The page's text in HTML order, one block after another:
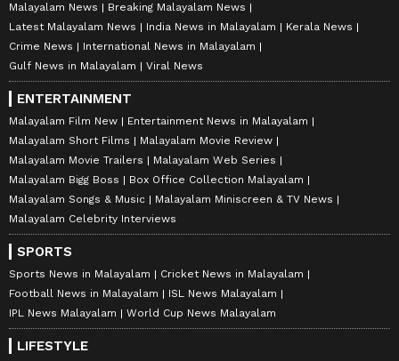
Malayalam News
Breaking Malayalam News
Latest Malayalam News
India News in Malayalam
Kerala News
Crime News
International News in Malayalam
Gulf News in Malayalam
Viral News
ENTERTAINMENT
Malayalam Film New
Entertainment News in Malayalam
Malayalam Short Films
Malayalam Movie Review
Malayalam Movie Trailers
Malayalam Web Series
Malayalam Bigg Boss
Box Office Collection Malayalam
Malayalam Songs & Music
Malayalam Miniscreen & TV News
Malayalam Celebrity Interviews
SPORTS
Sports News in Malayalam
Cricket News in Malayalam
Football News in Malayalam
ISL News Malayalam
IPL News Malayalam
World Cup News Malayalam
LIFESTYLE